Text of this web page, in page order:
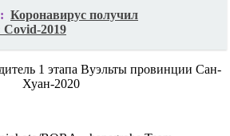
Коронавирус получил
2019